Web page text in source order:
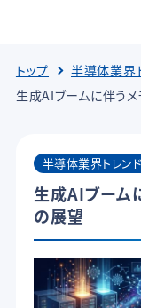
トップ
半導体業界
生成AIブームに伴う
半導体業界トレン
生成AIブーム
の展望